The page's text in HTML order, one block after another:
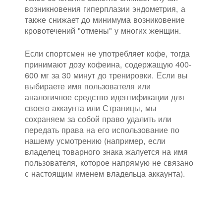
возникновения гиперплазии эндометрия, а
также снижает до минимума возниковение
кровотечений "отмены" у многих женщин.
Если спортсмен не употребляет кофе, тогда
принимают дозу кофеина, содержащую 400-
600 мг за 30 минут до тренировки. Если вы
выбираете имя пользователя или
аналогичное средство идентификации для
своего аккаунта или Страницы, мы
сохраняем за собой право удалить или
передать права на его использование по
нашему усмотрению (например, если
владелец товарного знака жалуется на имя
пользователя, которое напрямую не связано
с настоящим именем владельца аккаунта).